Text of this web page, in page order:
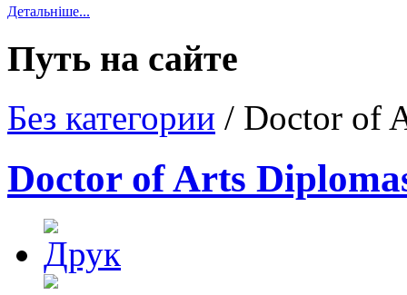
Детальніше...
Путь на сайте
Без категории / Doctor of
Doctor of Arts